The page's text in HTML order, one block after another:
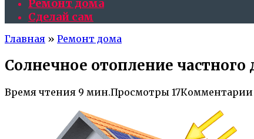
Ремонт дома
Сделай сам
Главная » Ремонт дома
Солнечное отопление
Время чтения 9 мин.Просмотры 17Комментарии